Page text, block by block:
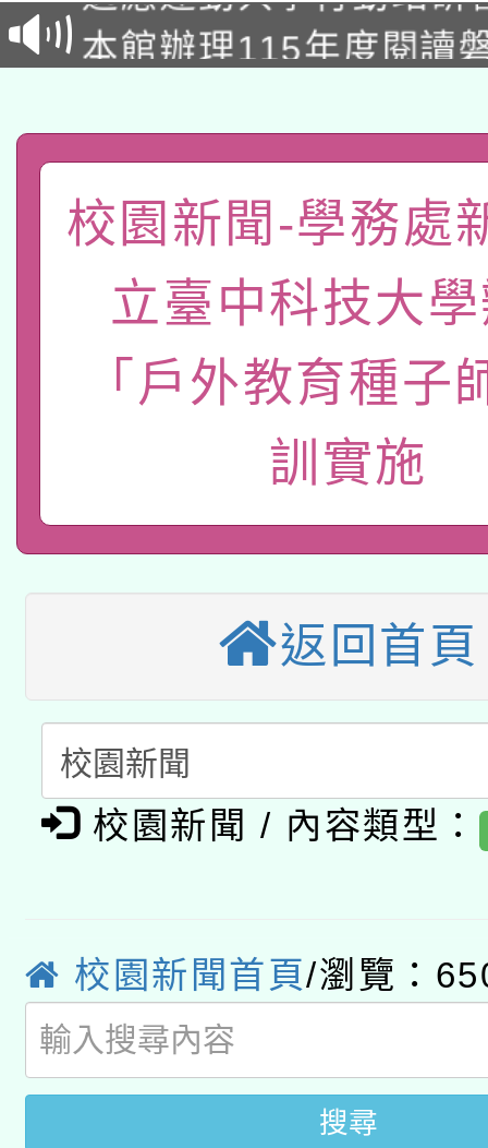
招)
本館辦理115年度閱讀
A3數位素養講師名單
「數位內容與教學軟體
pilot」
有關大陸委員會函釋公
薪期間赴陸應申請許可
轉知經濟部水利署委託
業技術研究院辦理「
用水績優單位及節水達
115年8月22日(星期六
開 智慧啟航」
2026年桃園地景藝術
本校115學年度第2次
招甄選結果公告(無人
招)
適應運動共學行動站研
暨閱讀推動專業研習
科技賦能─人工智慧
礎課程
「數位內容與教學軟體
pilot」
有關大陸委員會函釋公
薪期間赴陸應申請許可
轉知經濟部水利署委託
用水績優單位及節水達
動」
桃園市孔廟祈福系列
開 智慧啟航」
2026年桃園地景藝術
校園新聞-學務處
立臺中科技大
「戶外教育種子
訓實施
返回首頁
校園新聞 / 內容類型：
校園新聞首頁/瀏覽：
搜尋